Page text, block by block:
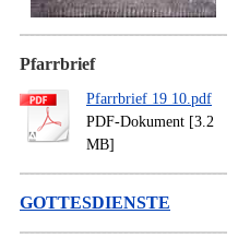
Pfarrbrief
Pfarrbrief 19 10.pdf
PDF-Dokument [3.2
MB]
GOTTESDIENSTE